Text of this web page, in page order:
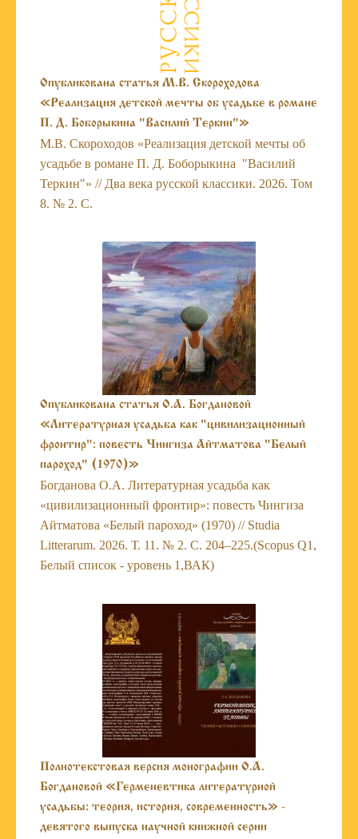
Опубликована статья М.В. Скороходова
«Реализация детской мечты об усадьбе в романе
П. Д. Боборыкина "Василий Теркин"»
М.В. Скороходов «Реализация детской мечты об
усадьбе в романе П. Д. Боборыкина "Василий
Теркин"» // Два века русской классики. 2026. Том
8. № 2. С.
Опубликована статья О.А. Богдановой
«Литературная усадьба как "цивилизационный
фронтир": повесть Чингиза Айтматова "Белый
пароход" (1970)»
Богданова О.А. Литературная усадьба как
«цивилизационный фронтир»: повесть Чингиза
Айтматова «Белый пароход» (1970) // Studia
Litterarum. 2026. Т. 11. № 2. С. 204–225.(Scopus Q1,
Белый список - уровень 1,ВАК)
Полнотекстовая версия монографии О.А.
Богдановой «Герменевтика литературной
усадьбы: теория, история, современность» -
девятого выпуска научной книжной серии